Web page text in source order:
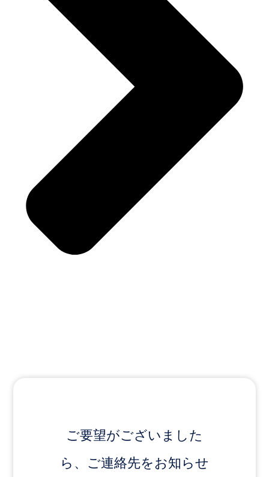
ご要望がございました
ら、ご連絡先をお知らせ